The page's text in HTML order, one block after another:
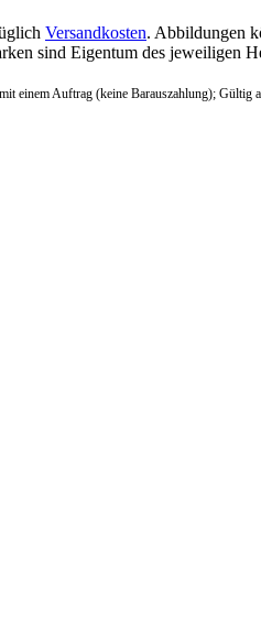
Versandkosten. Abbildungen
sind Eigentum des jeweiligen
einem Auftrag (keine Barauszahlung); Gültig